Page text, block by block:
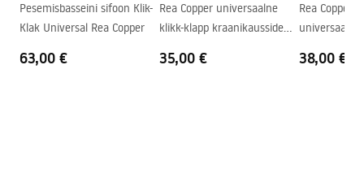
Kraani auk
Ei
Pesemisbasseini sifoon Klik-
Klak Universal Rea Copper
63,00 €
Rea Copper universaalne
klikk-klapp kraanikausside
35,00 €
Rea Copper
38,00 €